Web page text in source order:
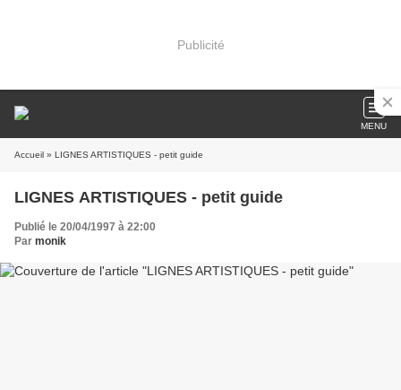
Publicité
MENU
Accueil » LIGNES ARTISTIQUES - petit guide
LIGNES ARTISTIQUES - petit guide
Publié le 20/04/1997 à 22:00
Par monik